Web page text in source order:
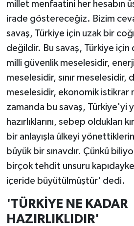
millet menfaatini her hesabın
irade göstereceğiz. Bizim
savaş, Türkiye için uzak bir
değildir. Bu savaş, Türkiye
milli güvenlik meselesidir,
meselesidir, sınır meselesidir,
meselesidir, ekonomik istikrar
zamanda bu savaş, Türkiye'yi
hazırlıklarını, sebep oldukları
bir anlayışla ülkeyi
büyük bir sınavdır. Çünkü
birçok tehdit unsuru
içeride büyütülmüştür' dedi.
'TÜRKİYE NE KADAR
HAZIRLIKLIDIR'